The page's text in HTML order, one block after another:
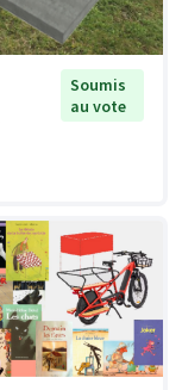
Soumis
au vote